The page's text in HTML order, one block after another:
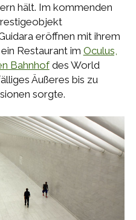
hält. Im kommenden
eröffnen mit ihrem
Restaurant im Oculus,
Bahnhofdes World
Äußeres bis zu
sorgte.